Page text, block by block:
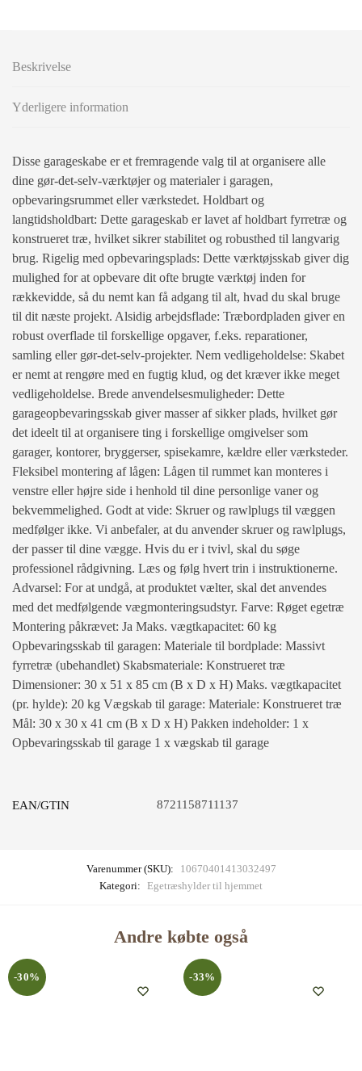
Beskrivelse
Yderligere information
Disse garageskabe er et fremragende valg til at organisere alle
dine gør-det-selv-værktøjer og materialer i garagen,
opbevaringsrummet eller værkstedet. Holdbart og
langtidsholdbart: Dette garageskab er lavet af holdbart fyrretræ og
konstrueret træ, hvilket sikrer stabilitet og robusthed til langvarig
brug. Rigelig med opbevaringsplads: Dette værktøjsskab giver dig
mulighed for at opbevare dit ofte brugte værktøj inden for
rækkevidde, så du nemt kan få adgang til alt, hvad du skal bruge
til dit næste projekt. Alsidig arbejdsflade: Træbordpladen giver en
robust overflade til forskellige opgaver, f.eks. reparationer,
samling eller gør-det-selv-projekter. Nem vedligeholdelse: Skabet
er nemt at rengøre med en fugtig klud, og det kræver ikke meget
vedligeholdelse. Brede anvendelsesmuligheder: Dette
garageopbevaringsskab giver masser af sikker plads, hvilket gør
det ideelt til at organisere ting i forskellige omgivelser som
garager, kontorer, bryggerser, spisekamre, kældre eller værksteder.
Fleksibel montering af lågen: Lågen til rummet kan monteres i
venstre eller højre side i henhold til dine personlige vaner og
bekvemmelighed. Godt at vide: Skruer og rawlplugs til væggen
medfølger ikke. Vi anbefaler, at du anvender skruer og rawlplugs,
der passer til dine vægge. Hvis du er i tvivl, skal du søge
professionel rådgivning. Læs og følg hvert trin i instruktionerne.
Advarsel: For at undgå, at produktet vælter, skal det anvendes
med det medfølgende vægmonteringsudstyr. Farve: Røget egetræ
Montering påkrævet: Ja Maks. vægtkapacitet: 60 kg
Opbevaringsskab til garagen: Materiale til bordplade: Massivt
fyrretræ (ubehandlet) Skabsmateriale: Konstrueret træ
Dimensioner: 30 x 51 x 85 cm (B x D x H) Maks. vægtkapacitet
(pr. hylde): 20 kg Vægskab til garage: Materiale: Konstrueret træ
Mål: 30 x 30 x 41 cm (B x D x H) Pakken indeholder: 1 x
Opbevaringsskab til garage 1 x vægskab til garage
EAN/GTIN 8721158711137
Varenummer (SKU):
10670401413032497
Kategori: Egetræshylder til hjemmet
Andre købte også
-30% -33%